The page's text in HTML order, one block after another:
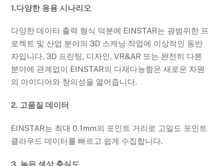
1.다양한 응용 시나리오
다양한 데이터 출력 형식 덕분에 EINSTAR는 광범위한 프
로젝트 및 산업 분야의 3D 스캐닝 작업에 이상적인 동반
자입니다. 3D 프린팅, 디자인, VR&AR 또는 완전히 다른
분야에 관계없이 EINSTAR의 다재다능함은 새로운 차원
의 아이디어와 창의성을 열어줍니다.
2. 고품질 데이터
EINSTAR는 최대 0.1mm의 포인트 거리로 고밀도 포인트
클라우드 데이터를 빠르고 쉽게 수집합니다.